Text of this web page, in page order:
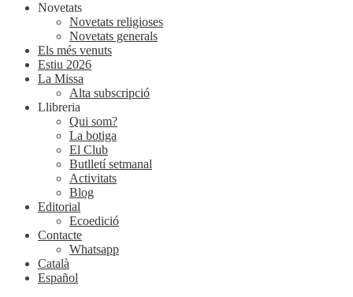
Novetats
Novetats religioses
Novetats generals
Els més venuts
Estiu 2026
La Missa
Alta subscripció
Llibreria
Qui som?
La botiga
El Club
Butlletí setmanal
Activitats
Blog
Editorial
Ecoedició
Contacte
Whatsapp
Català
Español